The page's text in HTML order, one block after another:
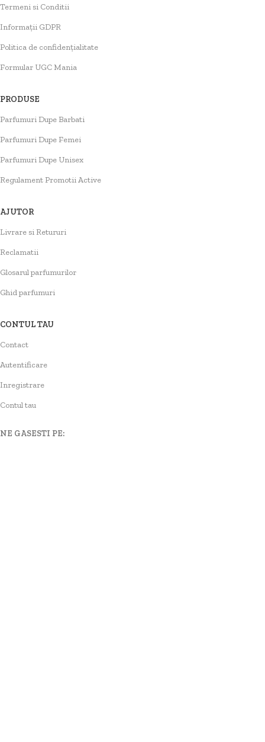
Termeni si Conditii
Informații GDPR
Politica de confidențialitate
Formular UGC Mania
PRODUSE
Parfumuri Dupe Barbati
Parfumuri Dupe Femei
Parfumuri Dupe Unisex
Regulament Promotii Active
AJUTOR
Livrare si Retururi
Reclamatii
Glosarul parfumurilor
Ghid parfumuri
CONTUL TAU
Contact
Autentificare
Inregistrare
Contul tau
NE GASESTI PE: